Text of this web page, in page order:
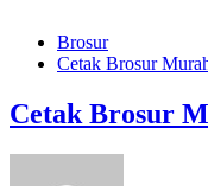
Brosur
Cetak Brosur
Cetak Brosur